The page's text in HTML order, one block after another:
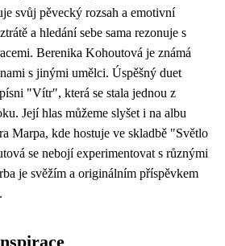
svůj pěvecký rozsah a emotivní
a hledání sebe sama rezonuje s
Berenika Kohoutová je známá
s jinými umělci. Úspěšný duet
"Vítr", která se stala jednou z
Její hlas můžeme slyšet i na albu
Marpa, kde hostuje ve skladbě "Světlo
se nebojí experimentovat s různými
je svěžím a originálním příspěvkem